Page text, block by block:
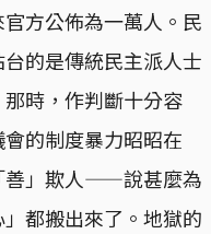
方公佈為一萬人。民
的是傳統民主派人士
時，作判斷十分容
的制度暴力昭昭在
善」欺人——說甚麼為
都搬出來了。地獄的